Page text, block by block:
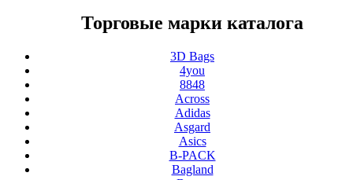
Торговые марки каталога
3D Bags
4you
8848
Across
Adidas
Asgard
Asics
B-PACK
Bagland